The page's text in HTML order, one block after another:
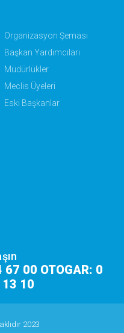
Organizasyon Şeması
Başkan Yardımcıları
Müdürlükler
Meclis Üyeleri
Eski Başkanlar
00 OTOGAR: 0
10
2023